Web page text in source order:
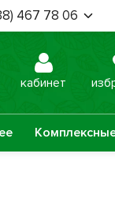
467 78 06
до 18:00
кабинет